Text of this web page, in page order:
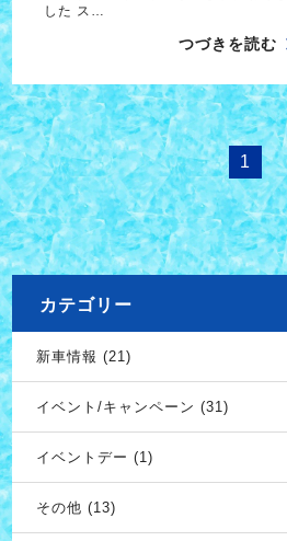
した ス…
つづきを読む
1
カテゴリー
新車情報 (21)
イベント/キャンペーン (31)
イベントデー (1)
その他 (13)